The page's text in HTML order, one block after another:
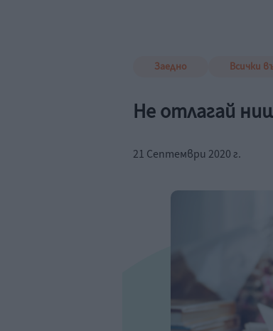
Заедно Всички
Не отлагай
21 Септември 2020 г.